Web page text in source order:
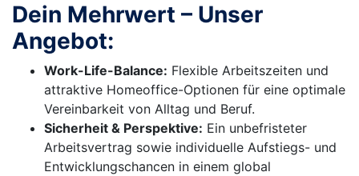
Dein Mehrwert – Unser
Angebot:
Work-Life-Balance: Flexible Arbeitszeiten und
attraktive Homeoffice-Optionen für eine optimale
Vereinbarkeit von Alltag und Beruf.
Sicherheit & Perspektive: Ein unbefristeter
Arbeitsvertrag sowie individuelle Aufstiegs- und
Entwicklungschancen in einem global